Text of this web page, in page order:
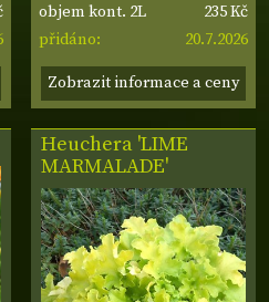
objem kont. 2L
235 Kč
přidáno:
20.7.2026
Zobrazit informace a ceny
Heuchera 'LIME
MARMALADE'